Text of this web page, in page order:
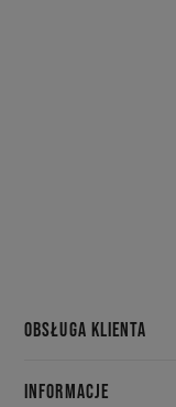
OBSŁUGA KLIENTA
INFORMACJE